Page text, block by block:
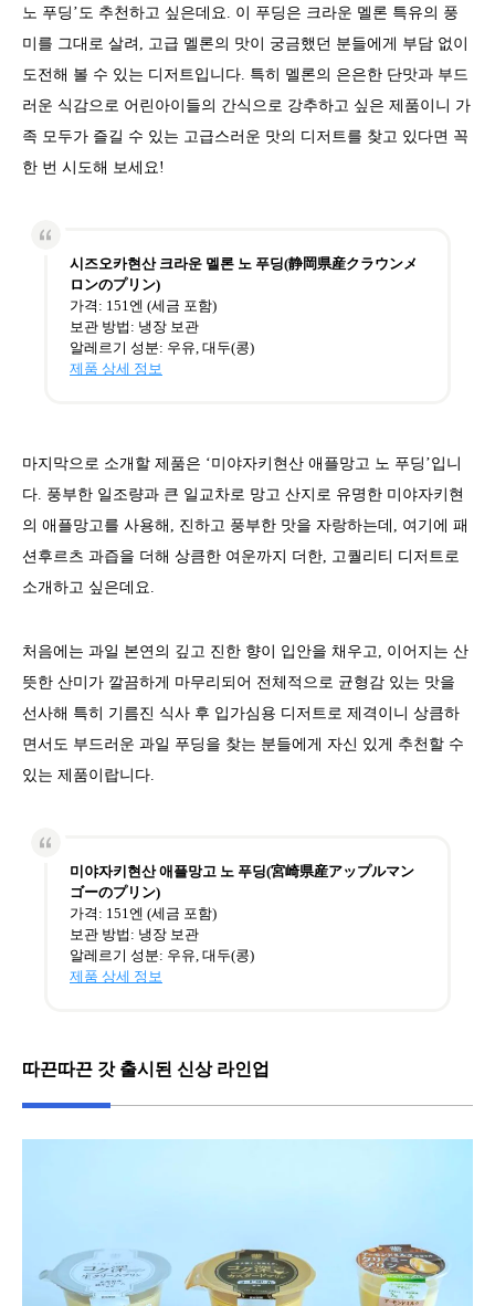
노 푸딩’도 추천하고 싶은데요. 이 푸딩은 크라운 멜론 특유의 풍
미를 그대로 살려, 고급 멜론의 맛이 궁금했던 분들에게 부담 없이
도전해 볼 수 있는 디저트입니다. 특히 멜론의 은은한 단맛과 부드
러운 식감으로 어린아이들의 간식으로 강추하고 싶은 제품이니 가
족 모두가 즐길 수 있는 고급스러운 맛의 디저트를 찾고 있다면 꼭
한 번 시도해 보세요!
시즈오카현산 크라운 멜론 노 푸딩(静岡県産クラウンメ
ロンのプリン)
가격: 151엔 (세금 포함)
보관 방법: 냉장 보관
알레르기 성분: 우유, 대두(콩)
제품 상세 정보
마지막으로 소개할 제품은 ‘미야자키현산 애플망고 노 푸딩’입니
다. 풍부한 일조량과 큰 일교차로 망고 산지로 유명한 미야자키현
의 애플망고를 사용해, 진하고 풍부한 맛을 자랑하는데, 여기에 패
션후르츠 과즙을 더해 상큼한 여운까지 더한, 고퀄리티 디저트로
소개하고 싶은데요.
처음에는 과일 본연의 깊고 진한 향이 입안을 채우고, 이어지는 산
뜻한 산미가 깔끔하게 마무리되어 전체적으로 균형감 있는 맛을
선사해 특히 기름진 식사 후 입가심용 디저트로 제격이니 상큼하
면서도 부드러운 과일 푸딩을 찾는 분들에게 자신 있게 추천할 수
있는 제품이랍니다.
미야자키현산 애플망고 노 푸딩(宮崎県産アップルマン
ゴーのプリン)
가격: 151엔 (세금 포함)
보관 방법: 냉장 보관
알레르기 성분: 우유, 대두(콩)
제품 상세 정보
따끈따끈 갓 출시된 신상 라인업